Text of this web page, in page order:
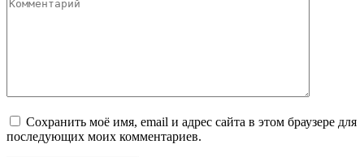
Сохранить моё имя, email и адрес сайта в этом браузере для
последующих моих комментариев.